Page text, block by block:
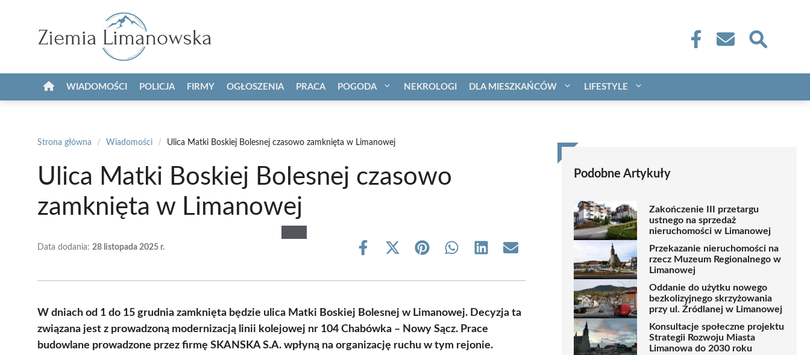
WIADOMOŚCI POLICJA FIRMY OGŁOSZENIA PRACA POGODA NEKROLOGI DLA MIESZKAŃCÓW LIFESTYLE
Strona główna / Wiadomości / Ulica Matki Boskiej Bolesnej czasowo zamknięta w Limanowej
Ulica Matki Boskiej Bolesnej czasowo
zamknięta w Limanowej
Data dodania: 28 listopada 2025 r.
Share
Share
(Twitter)
Share Share Share Share
W dniach od 1 do 15 grudnia zamknięta będzie ulica Matki Boskiej Bolesnej w Limanowej. Decyzja ta
związana jest z prowadzoną modernizacją linii kolejowej nr 104 Chabówka – Nowy Sącz. Prace
budowlane prowadzone przez firmę SKANSKA S.A. wpłyną na organizację ruchu w tym rejonie.
Podobne Artykuły
Zakończenie III przetargu
ustnego na sprzedaż
nieruchomości w Limanowej
Przekazanie nieruchomości na
rzecz Muzeum Regionalnego w
Limanowej
Oddanie do użytku nowego
bezkolizyjnego skrzyżowania
przy ul. Źródlanej w Limanowej
Konsultacje społeczne projektu
Strategii Rozwoju Miasta
Limanowa do 2030 roku